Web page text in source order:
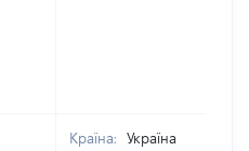
Країна:
Україна